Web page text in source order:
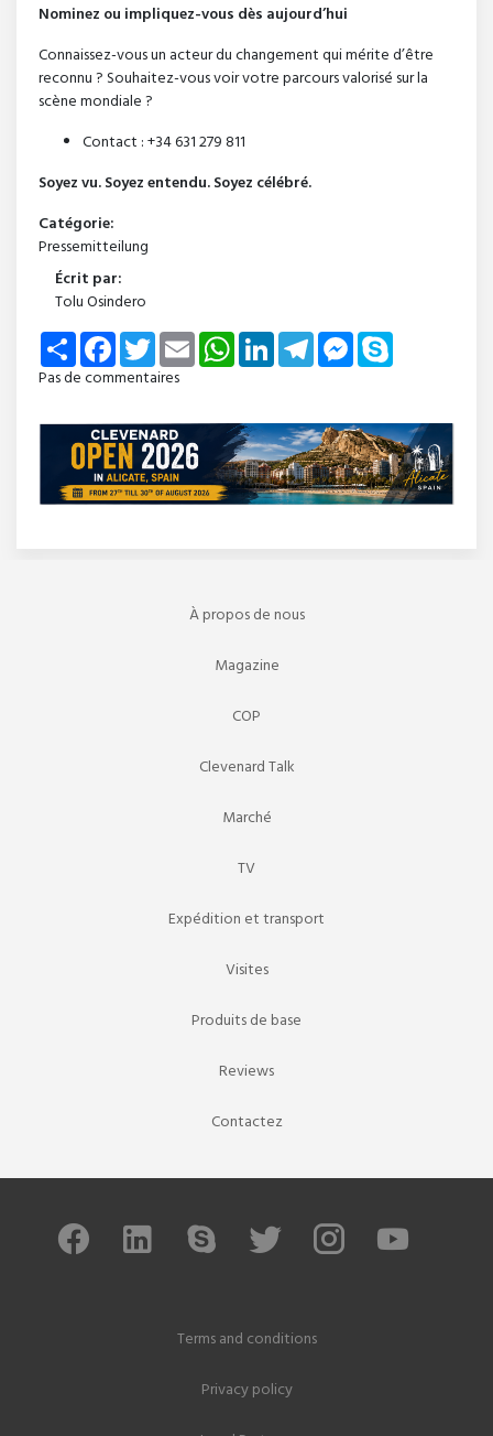
Nominez ou impliquez-vous dès aujourd’hui
Connaissez-vous un acteur du changement qui mérite d’être
reconnu ? Souhaitez-vous voir votre parcours valorisé sur la
scène mondiale ?
Contact : +34 631 279 811
Soyez vu. Soyez entendu. Soyez célébré.
Catégorie:
Pressemitteilung
Écrit par:
Tolu Osindero
Share FacebookTwitterEmail WhatsAppLinkedInTelegramMessenger
Pas de commentaires
À propos de nous
Magazine
COP
Clevenard Talk
Marché
TV
Expédition et transport
Visites
Produits de base
Reviews
Contactez
Terms and conditions
Privacy policy